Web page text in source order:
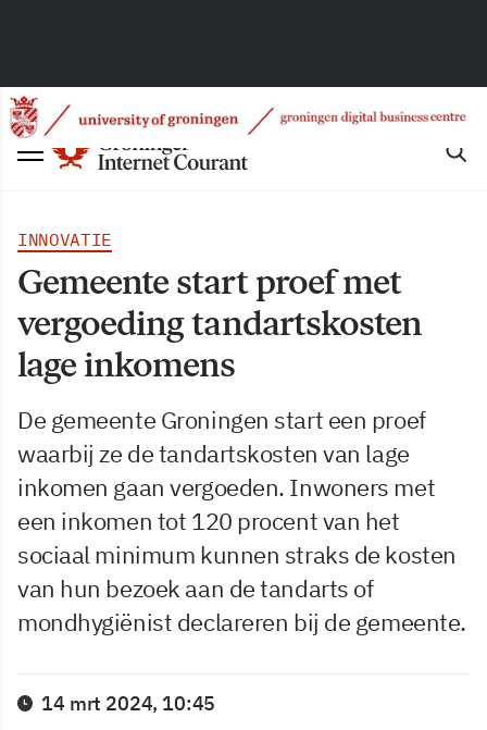
INNOVATIE
Gemeente start proef met
vergoeding tandartskosten
lage inkomens
De gemeente Groningen start een proef
waarbij ze de tandartskosten van lage
inkomen gaan vergoeden. Inwoners met
een inkomen tot 120 procent van het
sociaal minimum kunnen straks de kosten
van hun bezoek aan de tandarts of
mondhygiënist declareren bij de gemeente.
14 mrt 2024, 10:45